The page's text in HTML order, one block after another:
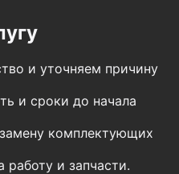
и уточняем причину
и сроки до начала
комплектующих
и запчасти.